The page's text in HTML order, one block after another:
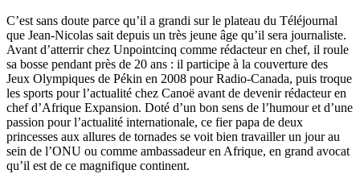
C’est sans doute parce qu’il a grandi sur le plateau du Téléjournal
que Jean-Nicolas sait depuis un très jeune âge qu’il sera journaliste.
Avant d’atterrir chez Unpointcinq comme rédacteur en chef, il roule
sa bosse pendant près de 20 ans : il participe à la couverture des
Jeux Olympiques de Pékin en 2008 pour Radio-Canada, puis troque
les sports pour l’actualité chez Canoë avant de devenir rédacteur en
chef d’Afrique Expansion. Doté d’un bon sens de l’humour et d’une
passion pour l’actualité internationale, ce fier papa de deux
princesses aux allures de tornades se voit bien travailler un jour au
sein de l’ONU ou comme ambassadeur en Afrique, en grand avocat
qu’il est de ce magnifique continent.